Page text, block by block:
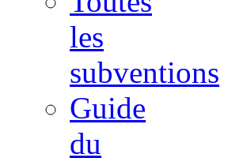
les
subventions
Guide
du